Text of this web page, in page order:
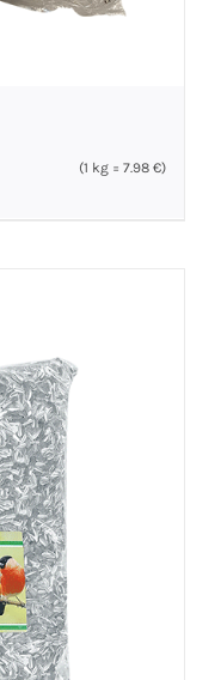
(1 kg =7.98€)